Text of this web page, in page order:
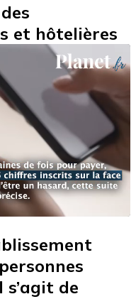
et hôtelières
s’agit de